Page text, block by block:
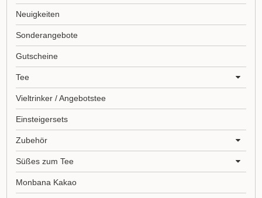
Neuigkeiten
Sonderangebote
Gutscheine
Tee
Vieltrinker / Angebotstee
Einsteigersets
Zubehör
Süßes zum Tee
Monbana Kakao